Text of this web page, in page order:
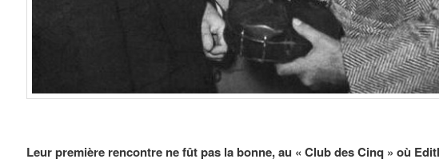
Leur première rencontre ne fût pas la bonne, au « Club des Cinq » où